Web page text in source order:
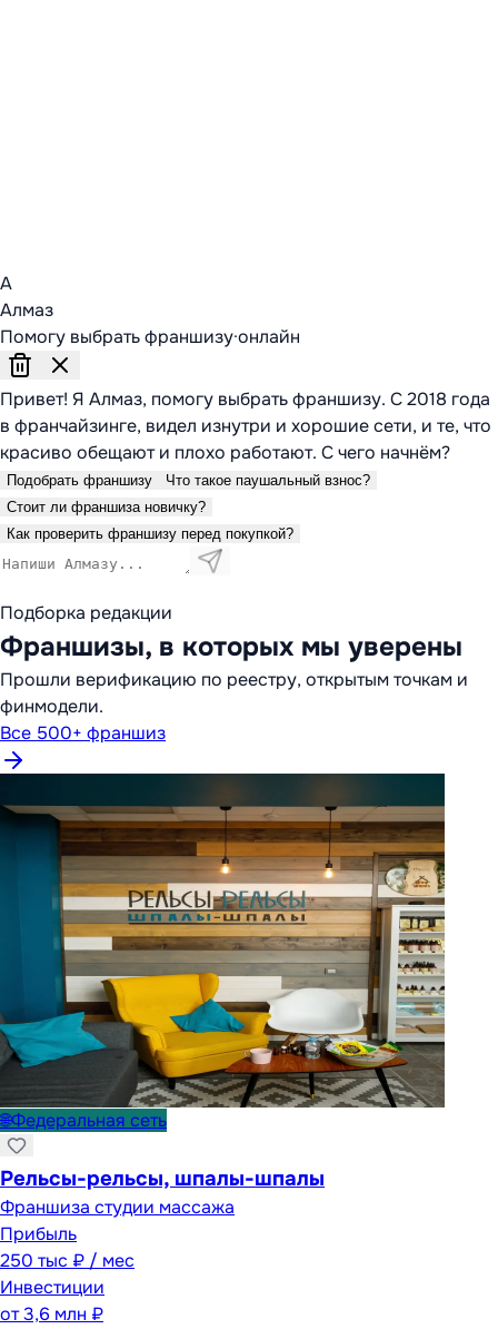
А
Алмаз
Помогу выбрать франшизу·онлайн
Привет! Я Алмаз, помогу выбрать франшизу. С 2018 года
в франчайзинге, видел изнутри и хорошие сети, и те, что
красиво обещают и плохо работают. С чего начнём?
Подобрать франшизу
Что такое паушальный взнос?
Стоит ли франшиза новичку?
Как проверить франшизу перед покупкой?
Подборка редакции
Франшизы, в которых мы уверены
Прошли верификацию по реестру, открытым точкам и
финмодели.
Все 500+ франшиз
🌐Федеральная сеть
Рельсы-рельсы, шпалы-шпалы
Франшиза студии массажа
Прибыль
250 тыс ₽ / мес
Инвестиции
от3,6 млн ₽